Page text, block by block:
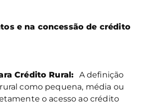
e na concessão de crédito
Crédito Rural: A definição
como pequena, média ou
o acesso ao crédito